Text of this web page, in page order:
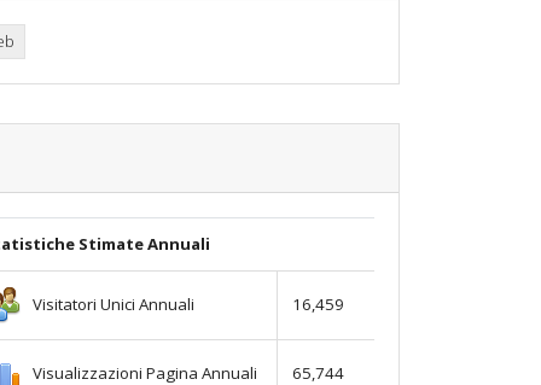
Stimate Annuali
Visitatori Unici Annuali 16,459
Visualizzazioni Pagina Annuali 65,744